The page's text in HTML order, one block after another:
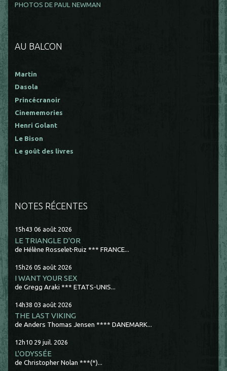
PHOTOS DE PAUL NEWMAN
AU BALCON
Martin
Dasola
Princécranoir
Cinememories
Henri Golant
Le Bison
Le goût des livres
NOTES RÉCENTES
15h43 06 août 2026
LE TRIANGLE D'OR
de Hélène Rosselet-Ruiz *** FRANCE...
15h26 05 août 2026
I WANT YOUR SEX
de Gregg Araki *** ETATS-UNIS...
14h38 03 août 2026
THE LAST VIKING
de Anders Thomas Jensen **** DANEMARK...
12h10 29 juil. 2026
L'ODYSSÉE
de Christopher Nolan ***(*)...